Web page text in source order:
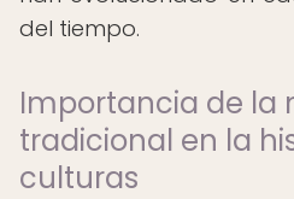
del tiempo.
Importancia de la
tradicional en la
culturas